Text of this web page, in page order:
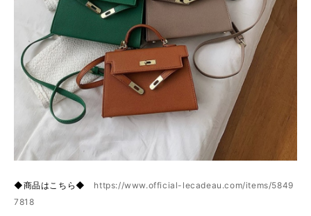
◆商品はこちら◆ https://www.official-lecadeau.com/items/5849
7818